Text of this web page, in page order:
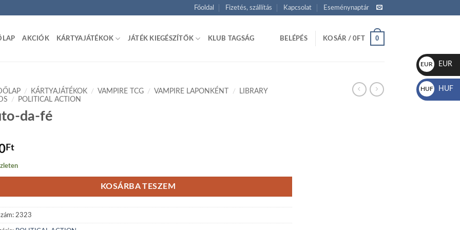
Főoldal Fizetés, szállítás Kapcsolat Eseménynaptár
AKCIÓK KÁRTYAJÁTÉKOK JÁTÉK KIEGÉSZÍTŐK KLUB TAGSÁG BELÉPÉS KOSÁR /0FT 0
/ KÁRTYAJÁTÉKOK / VAMPIRE TCG / VAMPIRE LAPONKÉNT /
LIBRARY
/ POLITICAL ACTION
da-fé
Ft
KOSÁRBA TESZEM
2323
EUR
€
EUR
HUF
Ft
HUF